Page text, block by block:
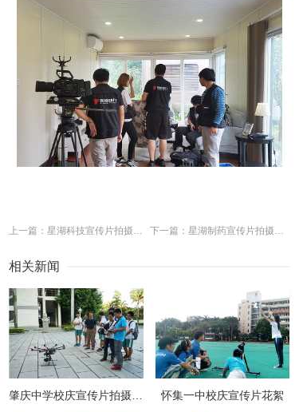
上一篇：星湖科技宣传片拍摄花絮 下一篇：星湖制药宣传片拍摄花絮
相关新闻
肇庆中学校庆宣传片拍摄花絮 怀集一中校庆宣传片花絮